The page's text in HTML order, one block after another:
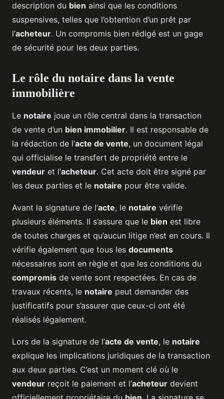
description du bien ainsi que les conditions
suspensives, telles que l’obtention d’un prêt par
l’acheteur. Un compromis bien rédigé est un gage
de sécurité pour les deux parties.
Le rôle du notaire dans la vente
immobilière
Le notaire joue un rôle central dans la transaction
de vente d’un bien immobilier. Il est responsable de
la rédaction de l’acte de vente, un document légal
qui officialise le transfert de propriété entre le
vendeur et l’acheteur. Cet acte doit être signé par
les deux parties et le notaire pour être valide.
Avant la signature de l’acte, le notaire vérifie
plusieurs éléments. Il s’assure que le bien est libre
de toutes charges et qu’aucun litige n’est en cours. Il
vérifie également que tous les documents
nécessaires sont en règle et que les conditions du
compromis de vente sont respectées. En cas de
travaux récents, le notaire peut demander des
justificatifs pour s’assurer que ceux-ci ont été
réalisés légalement.
Lors de la signature de l’acte de vente, le notaire
explique les implications juridiques de la transaction
aux deux parties. C’est un moment clé où le
vendeur reçoit le paiement et l’acheteur devient